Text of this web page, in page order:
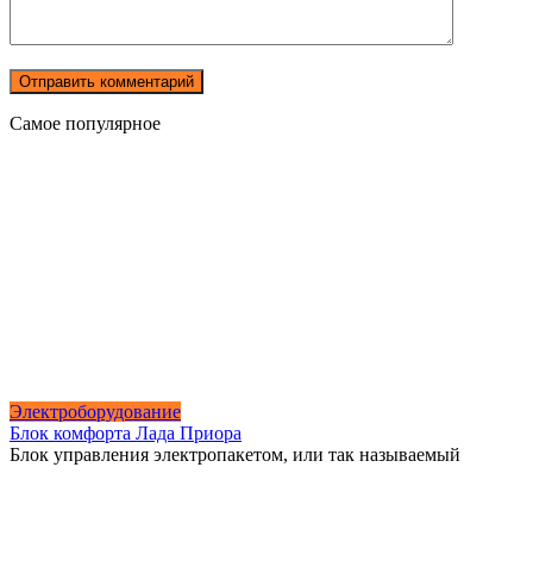
Самое популярное
Электроборудование
Блок комфорта Лада Приора
Блок управления электропакетом, или так называемый